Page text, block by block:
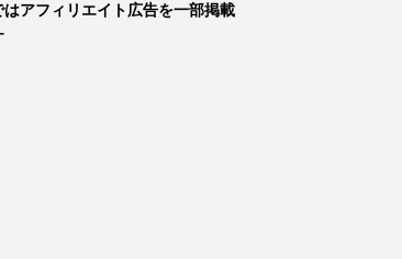
はアフィリエイト広告を一部掲載